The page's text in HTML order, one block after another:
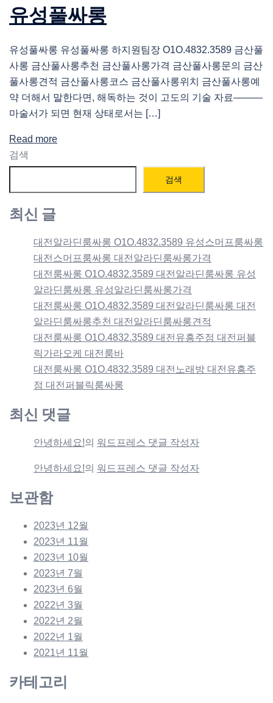
유성풀싸롱
유성풀싸롱 유성풀싸롱 하지원팀장 O1O.4832.3589 금산풀
사롱 금산풀사롱추천 금산풀사롱가격 금산풀사롱문의 금산
풀사롱견적 금산풀사롱코스 금산풀사롱위치 금산풀사롱예
약 더해서 말한다면, 해독하는 것이 고도의 기술 자료―――
마술서가 되면 현재 상태로서는 […]
Read more
검색
검색
최신 글
대전알라딘룸싸롱 O1O.4832.3589 유성스머프룸싸롱
대전스머프룸싸롱 대전알라딘룸싸롱가격
대전룸싸롱 O1O.4832.3589 대전알라딘룸싸롱 유성
알라딘룸싸롱 유성알라딘룸싸롱가격
대전룸싸롱 O1O.4832.3589 대전알라딘룸싸롱 대전
알라딘룸싸롱추천 대전알라딘룸싸롱견적
대전룸싸롱 O1O.4832.3589 대전유흥주점 대전퍼블
릭가라오케 대전룸바
대전룸싸롱 O1O.4832.3589 대전노래방 대전유흥주
점 대전퍼블릭룸싸롱
최신 댓글
안녕하세요!의 워드프레스 댓글 작성자
안녕하세요!의 워드프레스 댓글 작성자
보관함
2023년 12월
2023년 11월
2023년 10월
2023년 7월
2023년 6월
2022년 3월
2022년 2월
2022년 1월
2021년 11월
카테고리